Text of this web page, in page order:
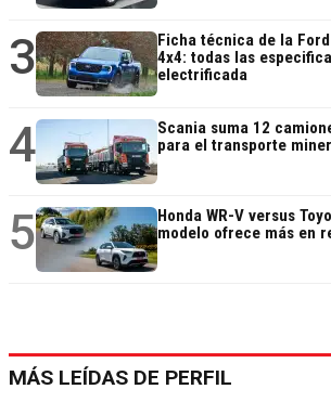
3
Ficha técnica de la
4x4: todas las
electrificada
4
Scania suma 12
para el transporte
5
Honda WR-V versus
modelo ofrece más en
MÁS LEÍDAS DE PERFIL